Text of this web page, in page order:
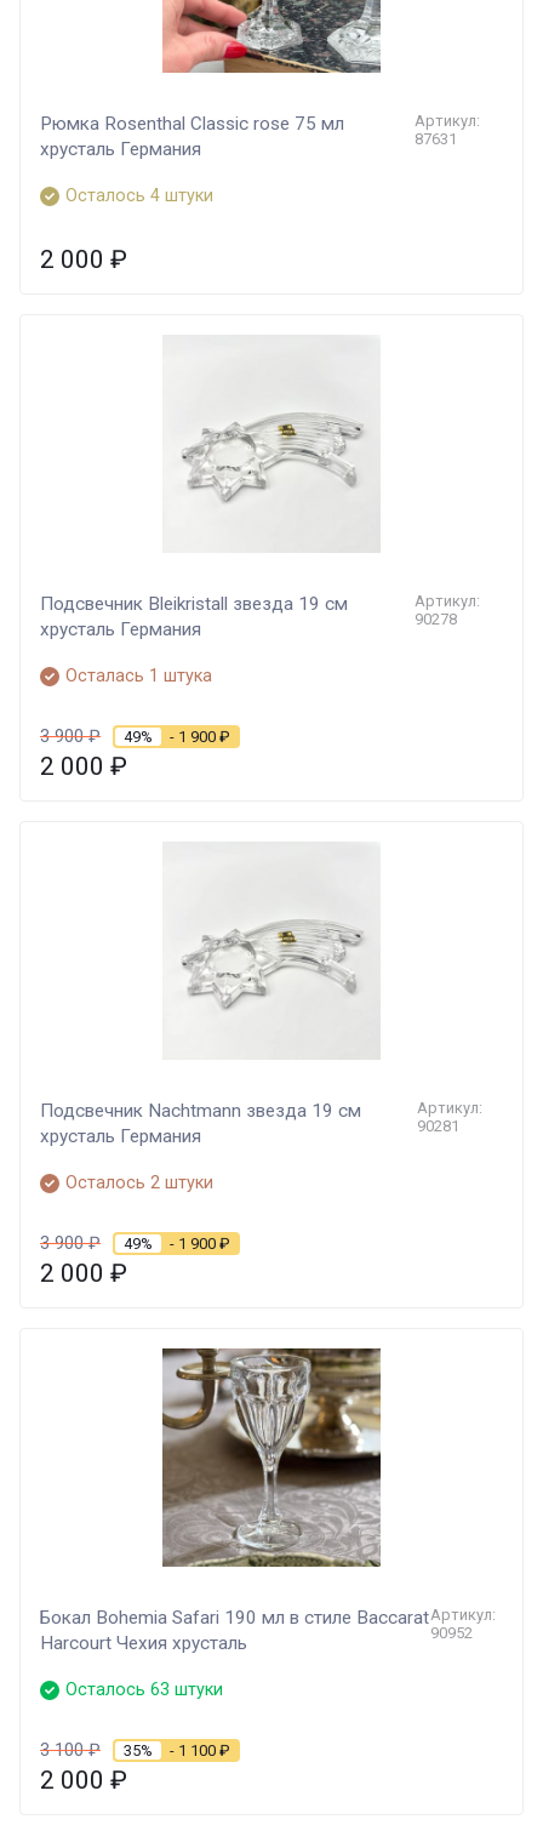
Рюмка Rosenthal Classic rose 75 мл
хрусталь Германия
Артикул:
87631
Осталось 4 штуки
2 000 ₽
Подсвечник Bleikristall звезда 19 см
хрусталь Германия
Артикул:
90278
Осталась 1 штука
3 900₽ 49% - 1 900 ₽
2 000 ₽
Подсвечник Nachtmann звезда 19 см
хрусталь Германия
Артикул:
90281
Осталось 2 штуки
3 900₽ 49% - 1 900 ₽
2 000 ₽
Бокал Bohemia Safari 190 мл в стиле Baccarat
Harcourt Чехия хрусталь
Артикул:
90952
Осталось 63 штуки
3 100₽ 35% - 1 100 ₽
2 000 ₽